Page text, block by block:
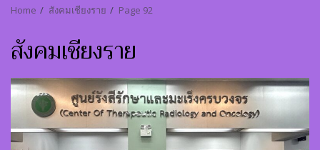
Home สังคมเชียงราย Page 92
สังคมเชียงราย